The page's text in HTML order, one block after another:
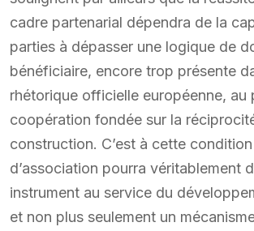
cadre partenarial dépendra de la
parties à dépasser une logique de
bénéficiaire, encore trop présente
rhétorique officielle européenne, au
coopération fondée sur la
construction. C’est à cette
d’association pourra véritablement
instrument au service du
et non plus seulement un